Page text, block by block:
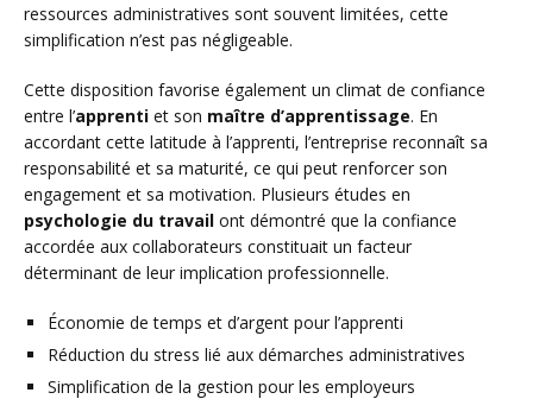
ressources administratives sont souvent limitées, cette
simplification n’est pas négligeable.
Cette disposition favorise également un climat de confiance
entre l’apprenti et son maître d’apprentissage. En
accordant cette latitude à l’apprenti, l’entreprise reconnaît sa
responsabilité et sa maturité, ce qui peut renforcer son
engagement et sa motivation. Plusieurs études en
psychologie du travail ont démontré que la confiance
accordée aux collaborateurs constituait un facteur
déterminant de leur implication professionnelle.
Économie de temps et d’argent pour l’apprenti
Réduction du stress lié aux démarches administratives
Simplification de la gestion pour les employeurs